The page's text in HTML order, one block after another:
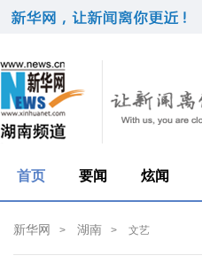
首页 要闻 炫闻
新华网 > 湖南 > 文艺